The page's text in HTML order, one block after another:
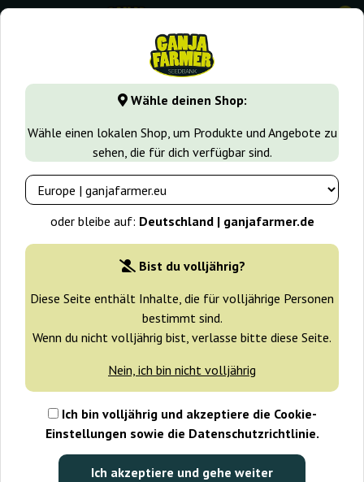
Wähle deinen Shop:
Wähle einen lokalen Shop, um Produkte und Angebote zu
sehen, die für dich verfügbar sind.
oder bleibe auf: Deutschland | ganjafarmer.de
Bist du volljährig?
Diese Seite enthält Inhalte, die für volljährige Personen
bestimmt sind.
Wenn du nicht volljährig bist, verlasse bitte diese Seite.
Nein, ich bin nicht volljährig
Ich bin volljährig und akzeptiere die Cookie-
Einstellungen sowie die Datenschutzrichtlinie.
Ich akzeptiere und gehe weiter
0
GanjaFarmer.de Cannabissorten Diesel Auto Blue